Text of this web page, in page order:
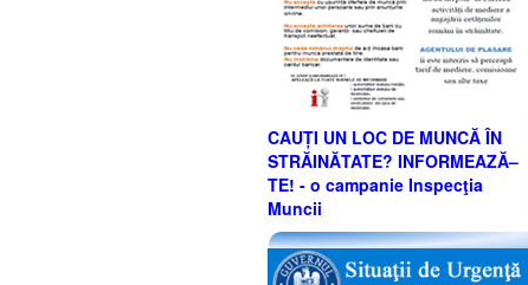
CAUȚI UN LOC DE MUNCĂ ÎN
STRĂINĂTATE? INFORMEAZĂ–
TE! - o campanie Inspecţia
Muncii